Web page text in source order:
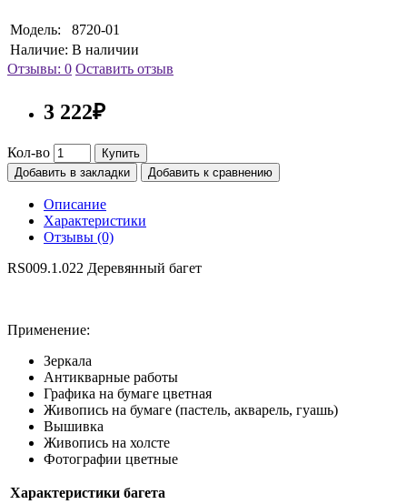
Модель:
8720-01
Наличие: В наличии
Отзывы: 0 Оставить отзыв
3 222₽
Кол-во
Купить
Добавить в закладки
Добавить к сравнению
Описание
Характеристики
Отзывы (0)
RS009.1.022 Деревянный багет
Применение:
Зеркала
Антикварные работы
Графика на бумаге цветная
Живопись на бумаге (пастель, акварель, гуашь)
Вышивка
Живопись на холсте
Фотографии цветные
Характеристики багета